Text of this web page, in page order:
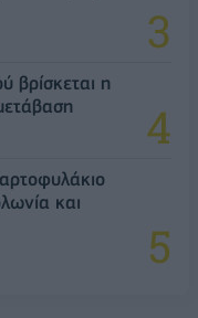
βρίσκεται η
και